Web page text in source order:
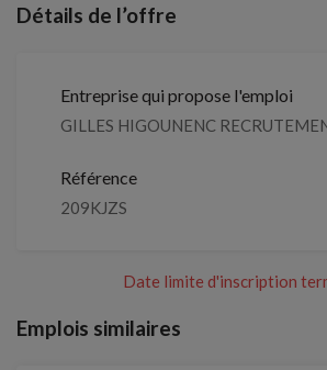
Détails de l’offre
Entreprise qui propose l'emploi
GILLES HIGOUNENC
Référence
209KJZS
Date limite d'inscription
Emplois similaires